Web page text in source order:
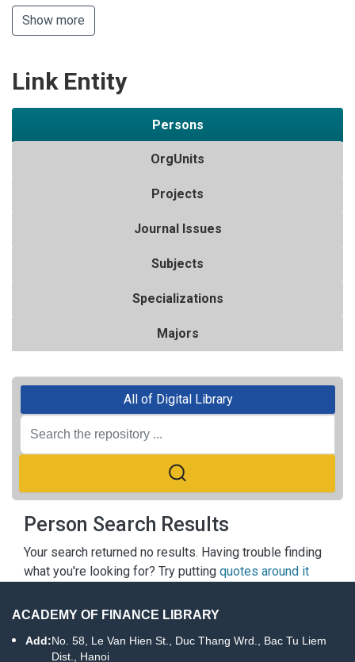
Show more
Link Entity
Persons
OrgUnits
Projects
Journal Issues
Subjects
Specializations
Majors
All of Digital Library
Person Search Results
Your search returned no results. Having trouble finding
what you're looking for? Try putting quotes around it
ACADEMY OF FINANCE LIBRARY
Add:No. 58, Le Van Hien St., Duc Thang Wrd., Bac Tu Liem
Dist., Hanoi